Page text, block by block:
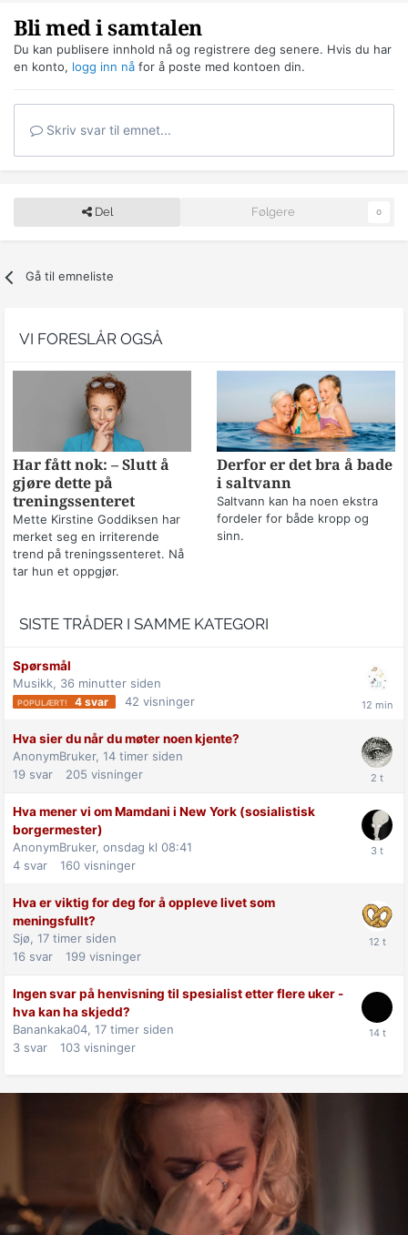
Bli med i samtalen
Du kan publisere innhold nå og registrere deg senere. Hvis du har
en konto, logg inn nå for å poste med kontoen din.
Skriv svar til emnet...
Del Følgere 0
Gå til emneliste
VI FORESLÅR OGSÅ
Har fått nok: – Slutt å
gjøre dette på
treningssenteret
Mette Kirstine Goddiksen har
merket seg en irriterende
trend på treningssenteret. Nå
tar hun et oppgjør.
Derfor er det bra å bade
i saltvann
Saltvann kan ha noen ekstra
fordeler for både kropp og
sinn.
SISTE TRÅDER I SAMME KATEGORI
Spørsmål
Musikk, 36 minutter siden
4 svar 42 visninger
Hva sier du når du møter noen kjente?
AnonymBruker, 14 timer siden
19 svar 205 visninger
Hva mener vi om Mamdani i New York (sosialistisk
borgermester)
AnonymBruker, onsdag kl 08:41
4 svar 160 visninger
Hva er viktig for deg for å oppleve livet som
meningsfullt?
Sjø, 17 timer siden
16 svar 199 visninger
Ingen svar på henvisning til spesialist etter flere uker -
hva kan ha skjedd?
Banankaka04, 17 timer siden
3 svar 103 visninger